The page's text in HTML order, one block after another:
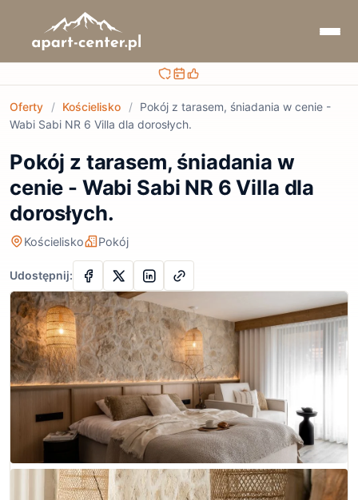
Bezpieczna rezerwacja
Sprawdzaj terminy i ceny
Obsługa przed i po rezerwacji
Oferty / Kościelisko /
Pokój z tarasem, śniadania w cenie -
Wabi Sabi NR 6 Villa dla dorosłych.
Pokój z tarasem, śniadania w
cenie - Wabi Sabi NR 6 Villa dla
dorosłych.
Kościelisko Pokój
Udostępnij: